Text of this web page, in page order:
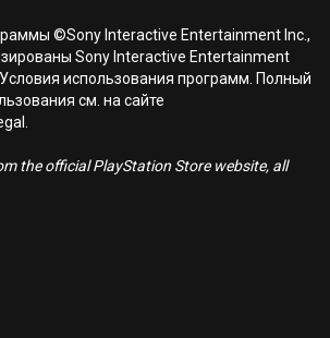
©Sony Interactive Entertainment Inc.,
Sony Interactive Entertainment
использования программ. Полный
см. на сайте
the official PlayStation Store website, all